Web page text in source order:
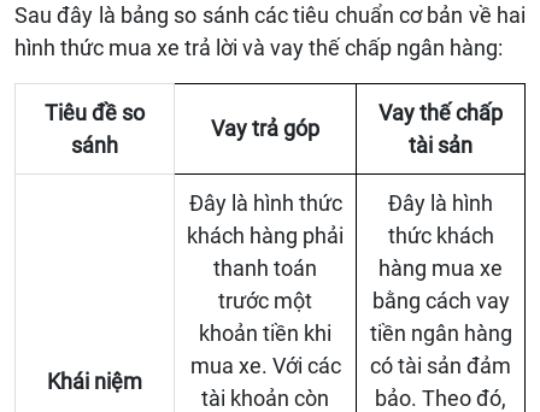
Sau đây là bảng so sánh các tiêu chuẩn cơ bản về hai
hình thức mua xe trả lời và vay thế chấp ngân hàng:
Tiêu đề so
sánh
Vay trả góp
Vay thế chấp
tài sản
Khái niệm
Đây là hình thức
khách hàng phải
thanh toán
trước một
khoản tiền khi
mua xe. Với các
tài khoản còn
Đây là hình
thức khách
hàng mua xe
bằng cách vay
tiền ngân hàng
có tài sản đảm
bảo. Theo đó,